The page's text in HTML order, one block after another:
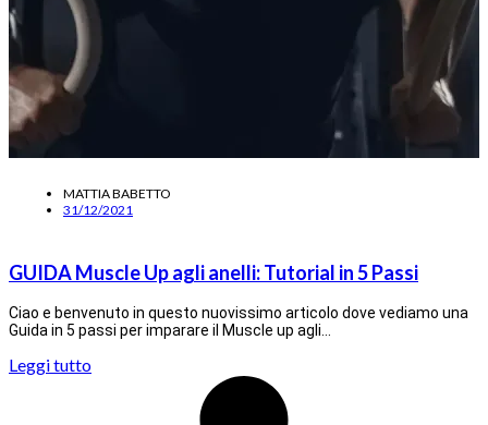
MATTIA BABETTO
31/12/2021
GUIDA Muscle Up agli anelli: Tutorial in 5 Passi
Ciao e benvenuto in questo nuovissimo articolo dove vediamo una
Guida in 5 passi per imparare il Muscle up agli…
Leggi tutto